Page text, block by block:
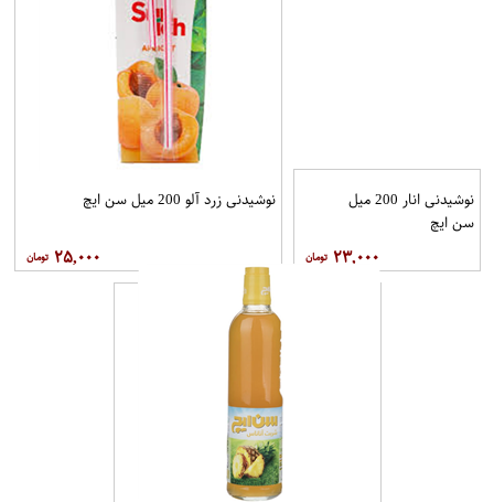
نوشیدنی انار 200 میل
سن ایچ
۲۳,۰۰۰
نوشیدنی زرد آلو 200 میل سن ایچ
۲۵,۰۰۰